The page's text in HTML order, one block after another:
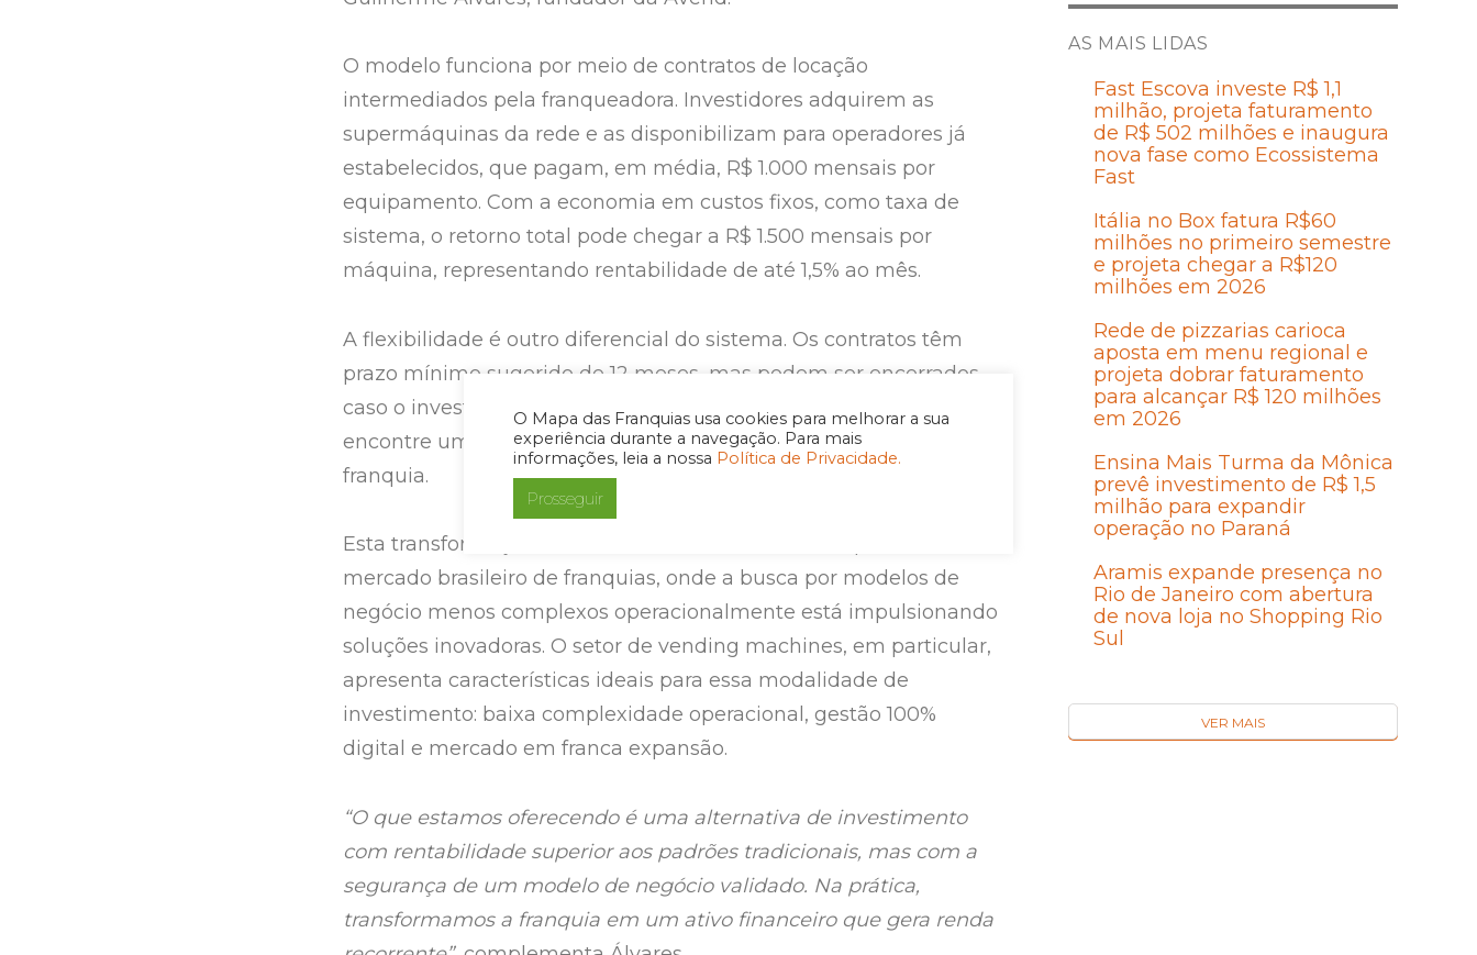
O Mapa das Franquias usa cookies para melhorar a sua
experiência durante a navegação. Para mais
informações, leia a nossa Política de Privacidade.
Prosseguir
O modelo funciona por meio de contratos de locação
intermediados pela franqueadora. Investidores adquirem as
supermáquinas da rede e as disponibilizam para operadores já
estabelecidos, que pagam, em média, R$ 1.000 mensais por
equipamento. Com a economia em custos fixos, como taxa de
sistema, o retorno total pode chegar a R$ 1.500 mensais por
máquina, representando rentabilidade de até 1,5% ao mês.
A flexibilidade é outro diferencial do sistema. Os contratos têm
prazo mínimo sugerido de 12 meses, mas podem ser encerrados
caso o investidor deseje assumir a operação diretamente ou
encontre uma oportunidade estratégica para ativar sua própria
franquia.
Esta transformação reflete uma tendência mais ampla no
mercado brasileiro de franquias, onde a busca por modelos de
negócio menos complexos operacionalmente está impulsionando
soluções inovadoras. O setor de vending machines, em particular,
apresenta características ideais para essa modalidade de
investimento: baixa complexidade operacional, gestão 100%
digital e mercado em franca expansão.
“O que estamos oferecendo é uma alternativa de investimento
com rentabilidade superior aos padrões tradicionais, mas com a
segurança de um modelo de negócio validado. Na prática,
transformamos a franquia em um ativo financeiro que gera renda
AS MAIS LIDAS
Fast Escova investe R$ 1,1
milhão, projeta faturamento
de R$ 502 milhões e inaugura
nova fase como Ecossistema
Fast
Itália no Box fatura R$60
milhões no primeiro semestre
e projeta chegar a R$120
milhões em 2026
Rede de pizzarias carioca
aposta em menu regional e
projeta dobrar faturamento
para alcançar R$ 120 milhões
em 2026
Ensina Mais Turma da Mônica
prevê investimento de R$ 1,5
milhão para expandir
operação no Paraná
Aramis expande presença no
Rio de Janeiro com abertura
de nova loja no Shopping Rio
Sul
VER MAIS